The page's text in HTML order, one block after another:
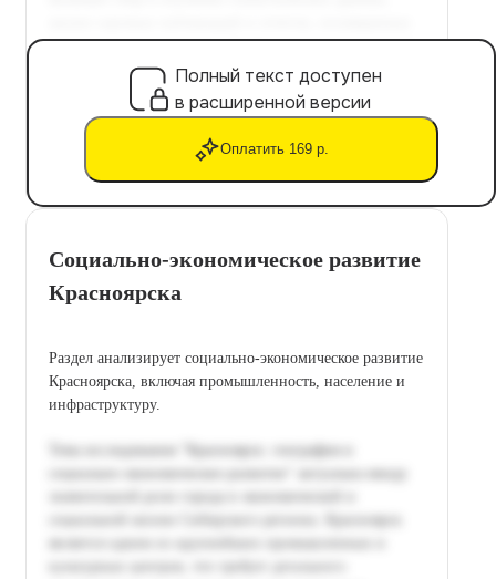
Полный текст доступен
в расширенной версии
Оплатить 169 р.
Социально-экономическое развитие
Красноярска
Раздел анализирует социально-экономическое развитие
Красноярска, включая промышленность, население и
инфраструктуру.